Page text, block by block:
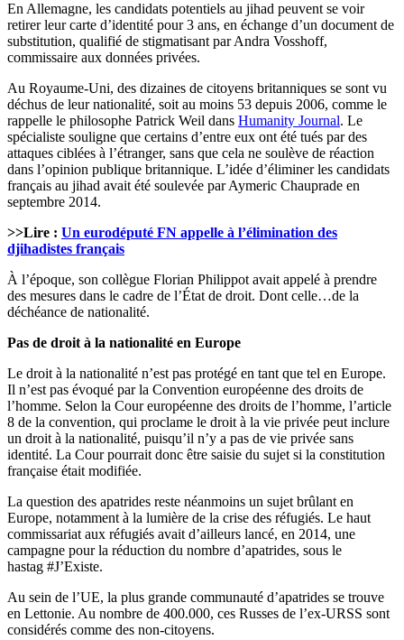
En Allemagne, les candidats potentiels au jihad peuvent se voir
retirer leur carte d’identité pour 3 ans, en échange d’un document de
substitution, qualifié de stigmatisant par Andra Vosshoff,
commissaire aux données privées.
Au Royaume-Uni, des dizaines de citoyens britanniques se sont vu
déchus de leur nationalité, soit au moins 53 depuis 2006, comme le
rappelle le philosophe Patrick Weil dans Humanity Journal. Le
spécialiste souligne que certains d’entre eux ont été tués par des
attaques ciblées à l’étranger, sans que cela ne soulève de réaction
dans l’opinion publique britannique. L’idée d’éliminer les candidats
français au jihad avait été soulevée par Aymeric Chauprade en
septembre 2014.
>>Lire : Un eurodéputé FN appelle à l’élimination des
djihadistes français
À l’époque, son collègue Florian Philippot avait appelé à prendre
des mesures dans le cadre de l’État de droit. Dont celle…de la
déchéance de nationalité.
Pas de droit à la nationalité en Europe
Le droit à la nationalité n’est pas protégé en tant que tel en Europe.
Il n’est pas évoqué par la Convention européenne des droits de
l’homme. Selon la Cour européenne des droits de l’homme, l’article
8 de la convention, qui proclame le droit à la vie privée peut inclure
un droit à la nationalité, puisqu’il n’y a pas de vie privée sans
identité. La Cour pourrait donc être saisie du sujet si la constitution
française était modifiée.
La question des apatrides reste néanmoins un sujet brûlant en
Europe, notamment à la lumière de la crise des réfugiés. Le haut
commissariat aux réfugiés avait d’ailleurs lancé, en 2014, une
campagne pour la réduction du nombre d’apatrides, sous le
hastag #J’Existe.
Au sein de l’UE, la plus grande communauté d’apatrides se trouve
en Lettonie. Au nombre de 400.000, ces Russes de l’ex-URSS sont
considérés comme des non-citoyens.